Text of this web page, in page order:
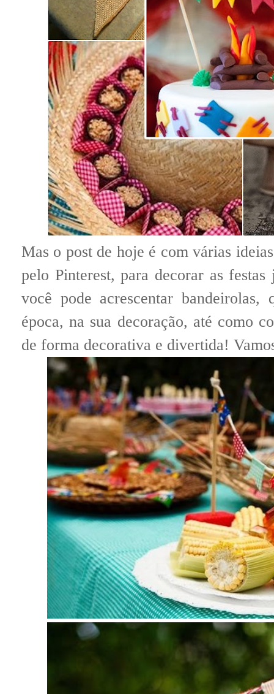
Mas o post de hoje é com várias
pelo Pinterest, para decorar as
você pode acrescentar
época, na sua decoração, até como
de forma decorativa e divertida!